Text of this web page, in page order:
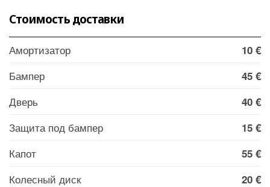
Стоимость доставки
Амортизатор 10 €
Бампер 45 €
Дверь 40 €
Защита под бампер 15 €
Капот 55 €
Колесный диск 20 €